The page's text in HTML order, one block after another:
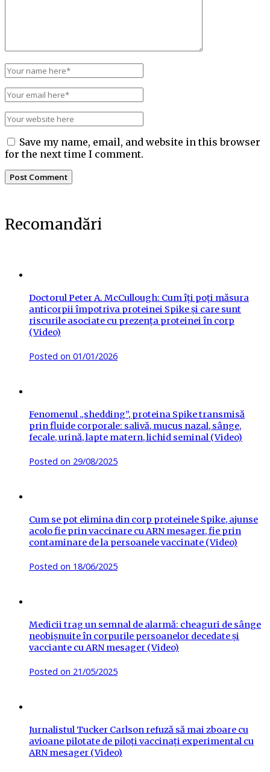
Save my name, email, and website in this browser
for the next time I comment.
Recomandări
Doctorul Peter A. McCullough: Cum îți poți măsura
anticorpii împotriva proteinei Spike și care sunt
riscurile asociate cu prezența proteinei în corp
(Video)
Posted on 01/01/2026
Fenomenul „shedding”, proteina Spike transmisă
prin fluide corporale: salivă, mucus nazal, sânge,
fecale, urină, lapte matern, lichid seminal (Video)
Posted on 29/08/2025
Cum se pot elimina din corp proteinele Spike, ajunse
acolo fie prin vaccinare cu ARN mesager, fie prin
contaminare de la persoanele vaccinate (Video)
Posted on 18/06/2025
Medicii trag un semnal de alarmă: cheaguri de sânge
neobișnuite în corpurile persoanelor decedate și
vacciante cu ARN mesager (Video)
Posted on 21/05/2025
Jurnalistul Tucker Carlson refuză să mai zboare cu
avioane pilotate de piloți vaccinați experimental cu
ARN mesager (Video)